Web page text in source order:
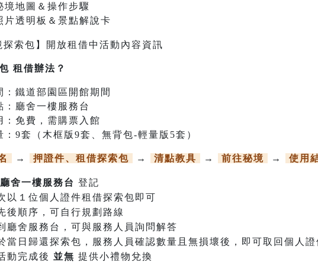
境地圖＆操作步驟
片透明板＆景點解說卡
租借辦法？
：鐵道部園區開館期間
：廳舍一樓服務台
：免費，需購票入館
：9套（木框版9套、無背包-輕量版5套）
→ 押證件、租借探索包 → 清點教具 → 前往秘境 → 使用
廳舍一樓服務台 登記
以１位個人證件租借探索包即可
後順序，可自行規劃路線
廳舍服務台，可與服務人員詢問解答
當日歸還探索包，服務人員確認數量且無損壞後，即可取回個人證
動完成後 並無 提供小禮物兌換